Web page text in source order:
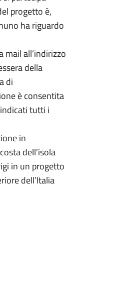
progetto è,
ha riguardo
mail all’indirizzo
della
di
è consentita
tutti i
in
dell’isola
in un progetto
dell’Italia